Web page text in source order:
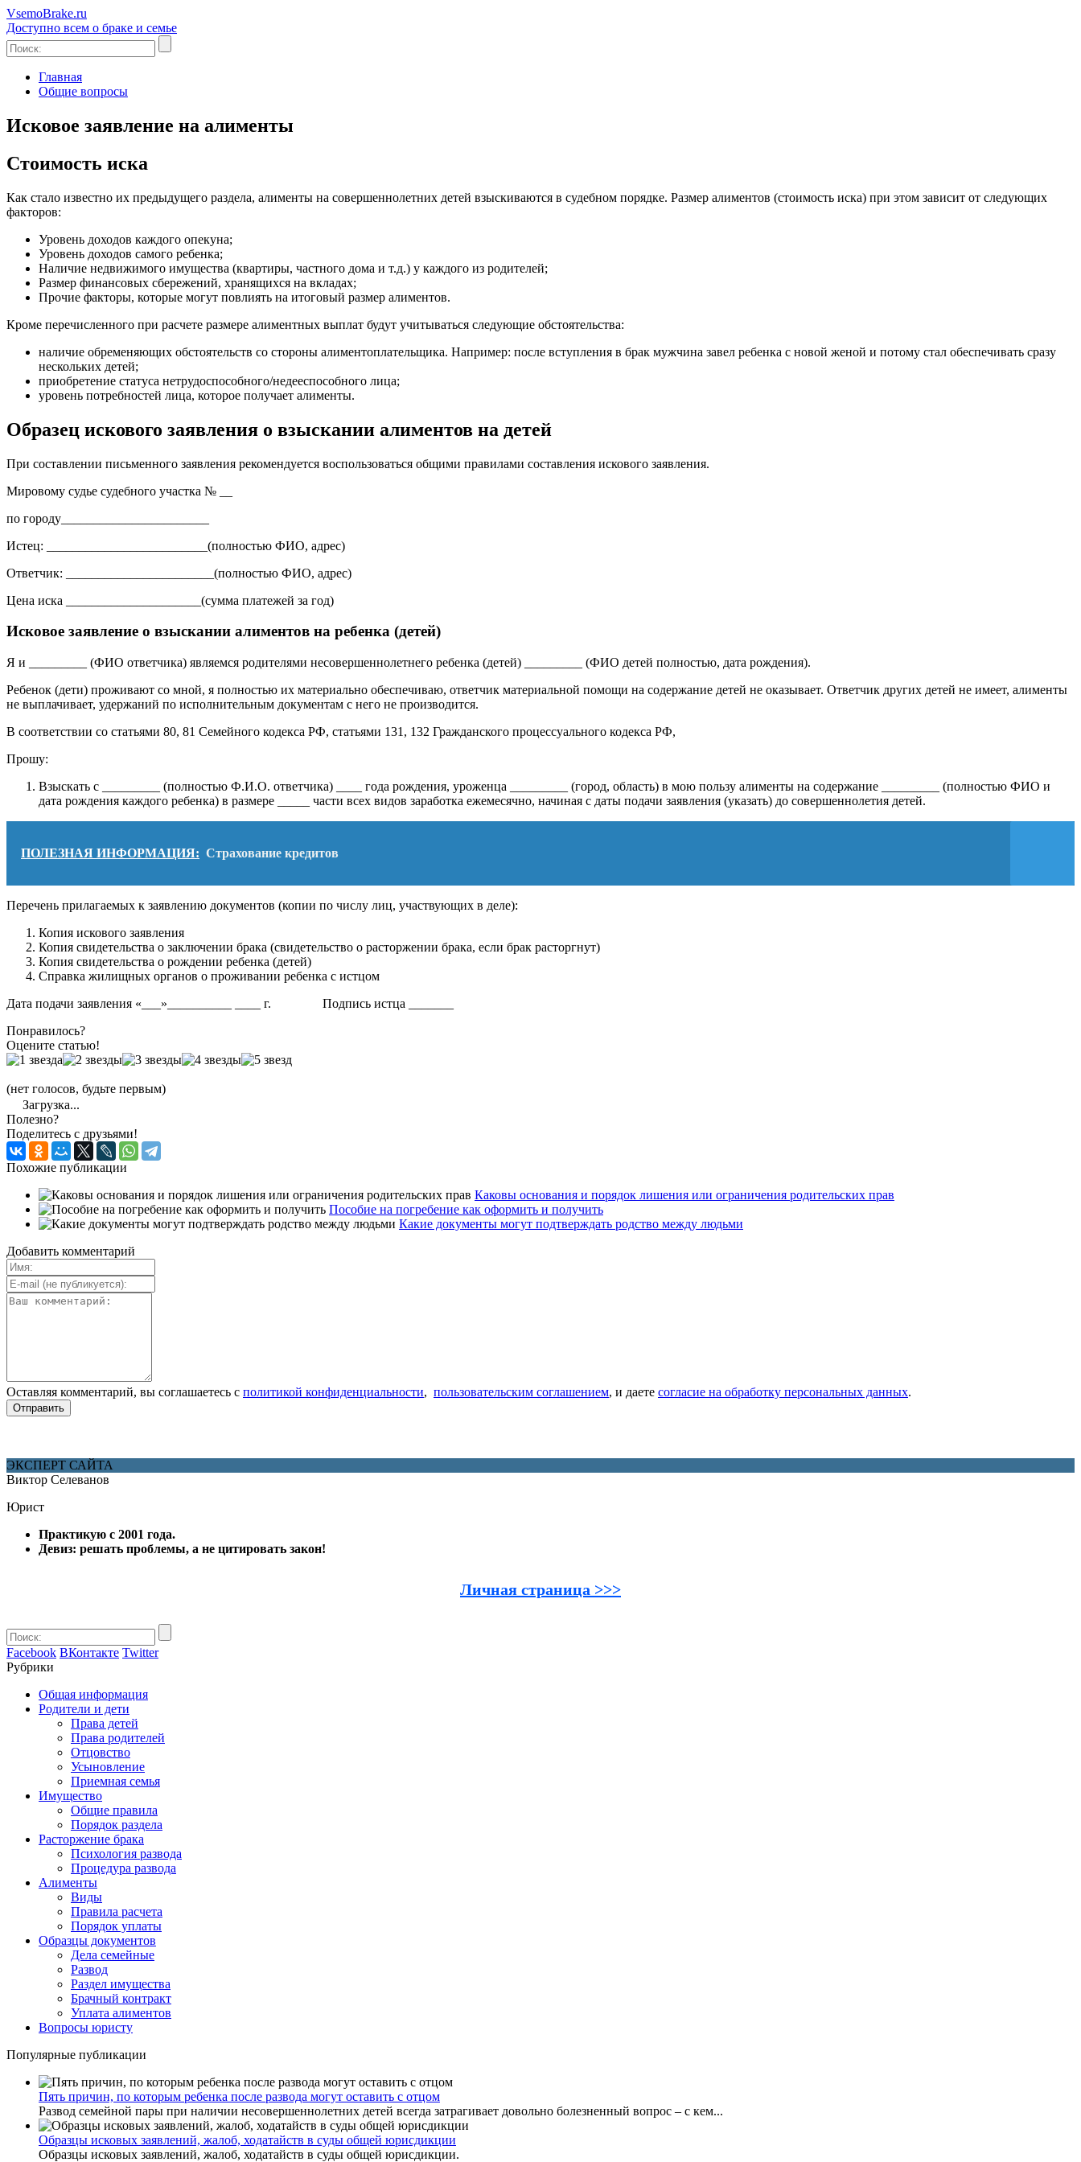
VsemoBrake.ru
Доступно всем о браке и семье
Главная
Общие вопросы
Исковое заявление на алименты
Стоимость иска
Как стало известно их предыдущего раздела, алименты на совершеннолетних детей взыскиваются в судебном порядке. Размер алиментов (стоимость иска) при этом зависит от следующих
факторов:
Уровень доходов каждого опекуна;
Уровень доходов самого ребенка;
Наличие недвижимого имущества (квартиры, частного дома и т.д.) у каждого из родителей;
Размер финансовых сбережений, хранящихся на вкладах;
Прочие факторы, которые могут повлиять на итоговый размер алиментов.
Кроме перечисленного при расчете размере алиментных выплат будут учитываться следующие обстоятельства:
наличие обременяющих обстоятельств со стороны алиментоплательщика. Например: после вступления в брак мужчина завел ребенка с новой женой и потому стал обеспечивать сразу
нескольких детей;
приобретение статуса нетрудоспособного/недееспособного лица;
уровень потребностей лица, которое получает алименты.
Образец искового заявления о взыскании алиментов на детей
При составлении письменного заявления рекомендуется воспользоваться общими правилами составления искового заявления.
Мировому судье судебного участка № __
по городу_______________________
Истец: _________________________(полностью ФИО, адрес)
Ответчик: _______________________(полностью ФИО, адрес)
Цена иска _____________________(сумма платежей за год)
Исковое заявление о взыскании алиментов на ребенка (детей)
Я и _________ (ФИО ответчика) являемся родителями несовершеннолетнего ребенка (детей) _________ (ФИО детей полностью, дата рождения).
Ребенок (дети) проживают со мной, я полностью их материально обеспечиваю, ответчик материальной помощи на содержание детей не оказывает. Ответчик других детей не имеет, алименты
не выплачивает, удержаний по исполнительным документам с него не производится.
В соответствии со статьями 80, 81 Семейного кодекса РФ, статьями 131, 132 Гражданского процессуального кодекса РФ,
Прошу:
Взыскать с _________ (полностью Ф.И.О. ответчика) ____ года рождения, уроженца _________ (город, область) в мою пользу алименты на содержание _________ (полностью ФИО и
дата рождения каждого ребенка) в размере _____ части всех видов заработка ежемесячно, начиная с даты подачи заявления (указать) до совершеннолетия детей.
ПОЛЕЗНАЯ ИНФОРМАЦИЯ: Страхование кредитов
Перечень прилагаемых к заявлению документов (копии по числу лиц, участвующих в деле):
Копия искового заявления
Копия свидетельства о заключении брака (свидетельство о расторжении брака, если брак расторгнут)
Копия свидетельства о рождении ребенка (детей)
Справка жилищных органов о проживании ребенка с истцом
Дата подачи заявления «___»__________ ____ г. Подпись истца _______
Понравилось?
Оцените статью!
(нет голосов, будьте первым)
Загрузка...
Полезно?
Поделитесь с друзьями!
Похожие публикации
Каковы основания и порядок лишения или ограничения родительских прав
Пособие на погребение как оформить и получить
Какие документы могут подтверждать родство между людьми
Добавить комментарий
Оставляя комментарий, вы соглашаетесь с политикой конфиденциальности, пользовательским соглашением, и даете согласие на обработку персональных данных.
ЭКСПЕРТ САЙТА
Виктор Селеванов
Юрист
Практикую с 2001 года.
Девиз: решать проблемы, а не цитировать закон!
Личная страница >>>
Facebook ВКонтакте Twitter
Рубрики
Общая информация
Родители и дети
Права детей
Права родителей
Отцовство
Усыновление
Приемная семья
Имущество
Общие правила
Порядок раздела
Расторжение брака
Психология развода
Процедура развода
Алименты
Виды
Правила расчета
Порядок уплаты
Образцы документов
Дела семейные
Развод
Раздел имущества
Брачный контракт
Уплата алиментов
Вопросы юристу
Популярные публикации
Пять причин, по которым ребенка после развода могут оставить с отцом
Развод семейной пары при наличии несовершеннолетних детей всегда затрагивает довольно болезненный вопрос – с кем...
Образцы исковых заявлений, жалоб, ходатайств в суды общей юрисдикции
Образцы исковых заявлений, жалоб, ходатайств в суды общей юрисдикции.